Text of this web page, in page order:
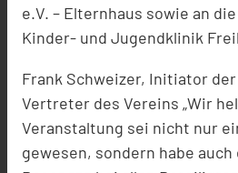
e.V. – Elternhaus sowie an
Kinder- und Jugendklinik
Frank Schweizer, Initiator
Vertreter des Vereins „Wir
Veranstaltung sei nicht nur
gewesen, sondern habe